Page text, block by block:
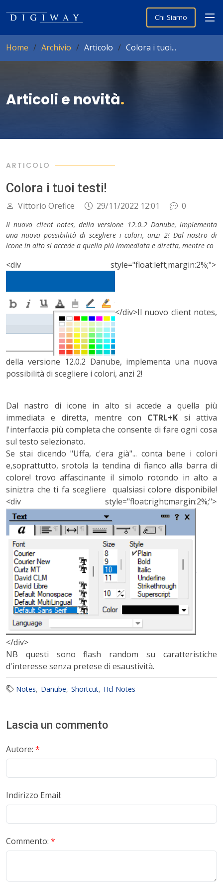
Chi Siamo
Home Archivio Articolo Colora i tuoi...
Articoli e novità.
ARTICOLO
Colora i tuoi testi!
Vittorio Orefice 29/11/2022 12:01 0
Il nuovo client notes, della versione 12.0.2 Danube, implementa
una nuova possibilità di scegliere i colori, anzi 2! Dal nastro di
icone in alto si accede a quella più immediata e diretta, mentre co
<div style="float:left;margin:2%;">
</div>Il nuovo client notes,
della versione 12.0.2 Danube, implementa una nuova
possibilità di scegliere i colori, anzi 2!
Dal nastro di icone in alto si accede a quella più
immediata e diretta, mentre con CTRL+K si attiva
l'interfaccia più completa che consente di fare ogni cosa
sul testo selezionato.
Se stai dicendo "Uffa, c'era già"... conta bene i colori
e,soprattutto, srotola la tendina di fianco alla barra di
colore! trovo affascinante il simolo rotondo in alto a
siniztra che ti fa scegliere qualsiasi colore disponibile!
<div style="float:right;margin:2%;">
</div>
NB questi sono flash random su caratteristiche
d'interesse senza pretese di esaustività.
Notes Danube Shortcut Hcl Notes
Lascia un commento
Autore: *
Indirizzo Email:
Commento: *